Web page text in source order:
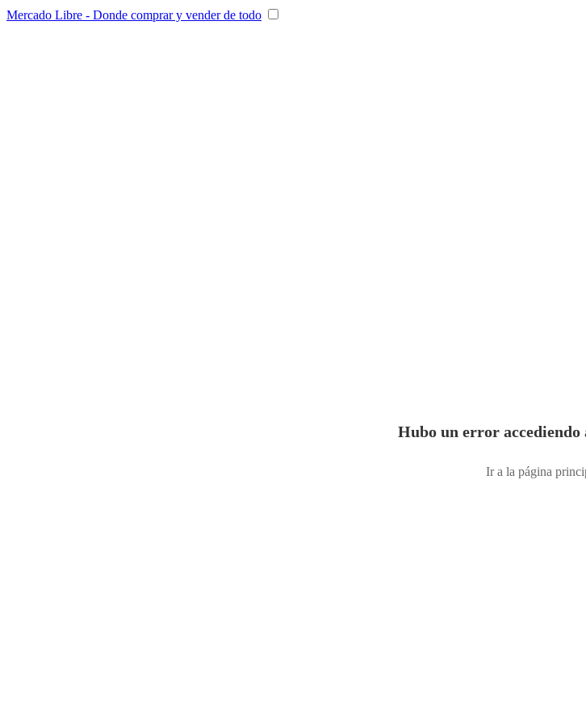
Mercado Libre - Donde comprar y vender de todo
Hubo un error accediendo
Ir a la página